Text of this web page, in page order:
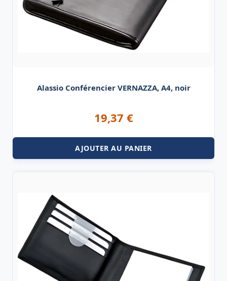
Alassio Conférencier VERNAZZA, A4, noir
19,37 €
AJOUTER AU PANIER